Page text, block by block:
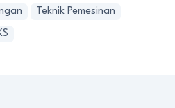
Teknik Pemesinan